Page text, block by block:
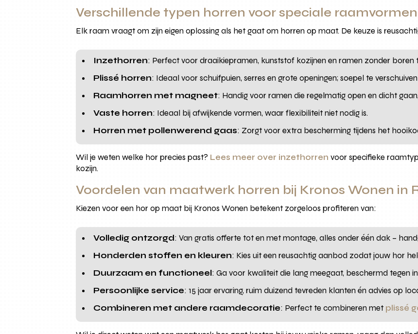
Verschillende typen horren voor speciale raamvormen
Elk raam vraagt om zijn eigen oplossing als het gaat om horren op maat. De keuze is
Inzethorren: Perfect voor draaikiepramen, kunststof kozijnen en ramen zonder boren
Plissé horren: Ideaal voor schuifpuien, serres en grote openingen; soepel te
Raamhorren met magneet: Handig voor ramen die regelmatig open en dicht
Vaste horren: Ideaal bij afwijkende vormen, waar flexibiliteit niet nodig is.
Horren met pollenwerend gaas: Zorgt voor extra bescherming tijdens het
Wil je weten welke hor precies past? Lees meer over inzethorren voor specifieke
kozijn.
Voordelen van maatwerk horren bij Kronos Wonen in
Kiezen voor een hor op maat bij Kronos Wonen betekent zorgeloos profiteren van:
Volledig ontzorgd: Van gratis offerte tot en met montage, alles onder één dak –
Honderden stoffen en kleuren: Kies uit een reusachtig aanbod zodat jouw hor
Duurzaam en functioneel: Ga voor kwaliteit die lang meegaat, beschermd tegen
Persoonlijke service: 15 jaar ervaring, ruim duizend tevreden klanten én advies op
Combineren met andere raamdecoratie: Perfect te combineren met plissé